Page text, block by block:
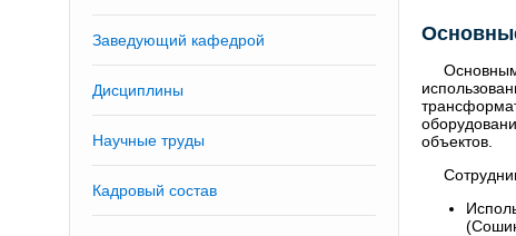
Заведующий кафедрой
Дисциплины
Научные труды
Кадровый состав
объектов.